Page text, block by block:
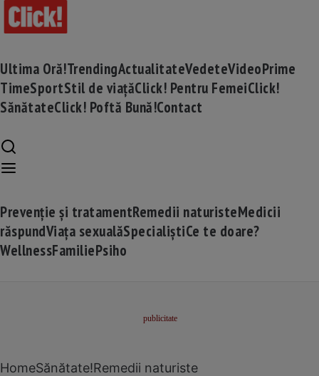
Ultima Oră!TrendingActualitateVedeteVideoPrime
TimeSportStil de viațăClick! Pentru FemeiClick!
SănătateClick! Poftă Bună!Contact
Prevenție și tratamentRemedii naturisteMedicii
răspundViața sexualăSpecialiștiCe te doare?
WellnessFamiliePsiho
HomeSănătate!Remedii naturiste